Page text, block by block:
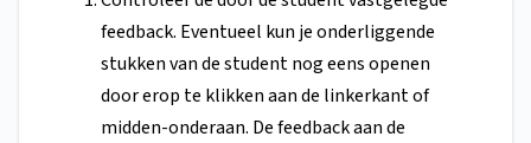
feedback. Eventueel kun je onderliggende
stukken van de student nog eens openen
door erop te klikken aan de linkerkant of
midden-onderaan. De feedback aan de